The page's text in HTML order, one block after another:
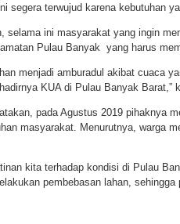
segera terwujud karena kebutuhan
selama ini masyarakat yang ingin
Pulau Banyak yang harus
menjadi amburadul akibat cuaca
KUA di Pulau Banyak Barat,”
pada Agustus 2019 pihaknya
masyarakat. Menurutnya, warga
kita terhadap kondisi di Pulau
pembebasan lahan,